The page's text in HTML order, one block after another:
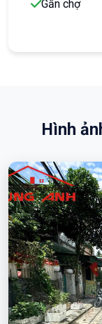
Gần chợ
Hình